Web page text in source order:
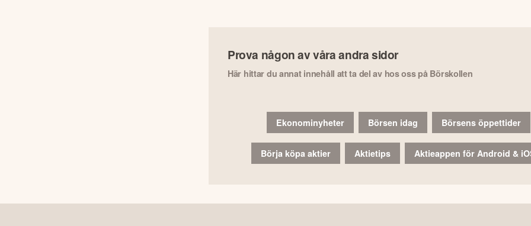
Prova någon av våra andra sidor
Här hittar du annat innehåll att ta del av hos oss på Börskollen
Ekonominyheter Börsen idag Börsens öppettider
Börja köpa aktier Aktietips Aktieappen för Android &